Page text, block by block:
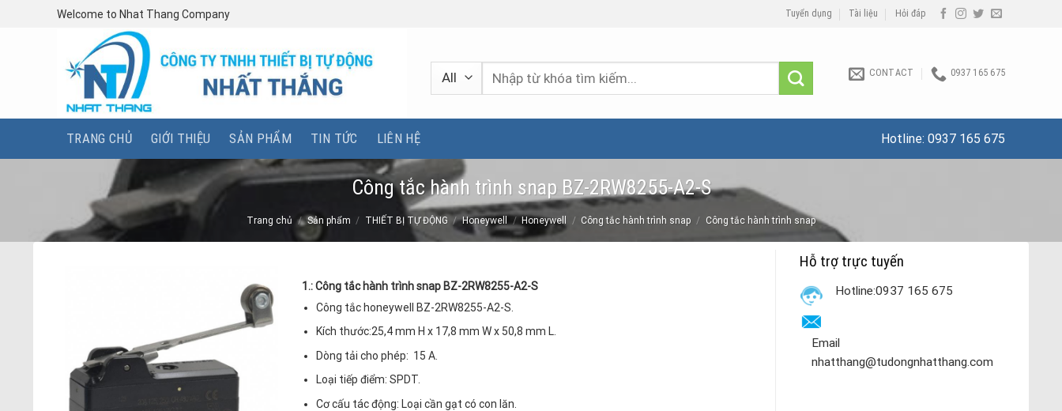
Welcome to Nhat Thang Company Tuyển dụng Tài liệu Hỏi đáp
Tìm
CONTACT 0937 165 675
TRANG CHỦ GIỚI THIỆU SẢN PHẨM TIN TỨC LIÊN HỆ Hotline: 0937 165 675
Công tắc hành trình snap BZ-2RW8255-A2-S
Trang chủ / Sản phẩm / THIẾT BỊ TỰ ĐỘNG / Honeywell / Honeywell / Công tắc hành trình snap / Công tắc hành trình snap
Hỗ trợ trực tuyến
Hotline:0937 165 675
Email
nhatthang@tudongnhatthang.com
1.:Công tắc hành trình snap BZ-2RW8255-A2-S
Công tắc honeywell BZ-2RW8255-A2-S.
Kích thước:25,4 mm H x 17,8 mm W x 50,8 mm L.
Dòng tải cho phép: 15 A.
Loại tiếp điểm: SPDT.
Cơ cấu tác động: Loại cần gạt có con lăn.